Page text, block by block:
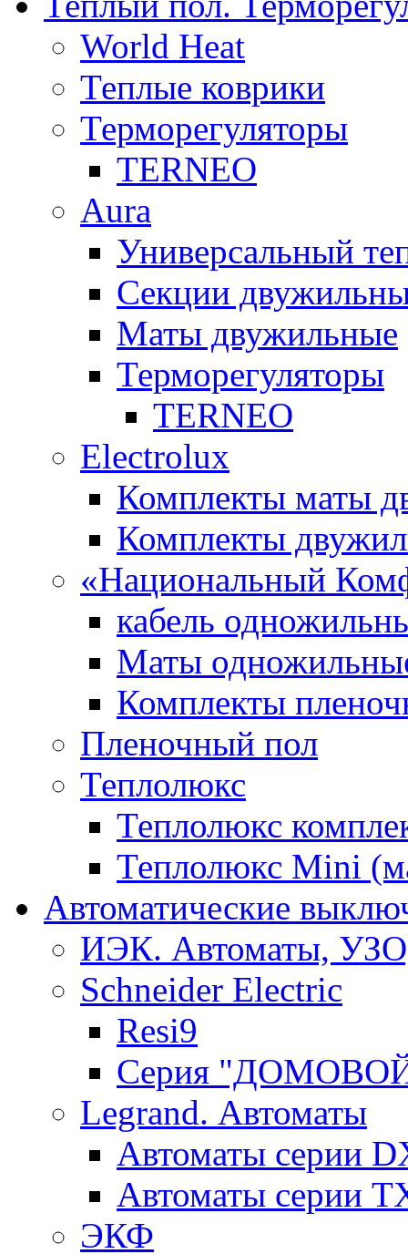
World Heat
Теплые коврики
Терморегуляторы
TERNEO
Aura
Универсальный
Секции
Маты двужильные
Терморегуляторы
TERNEO
Electrolux
Комплекты маты
Комплекты
«Национальный
кабель
Маты
Комплекты
Пленочный пол
Теплолюкс
Теплолюкс
Теплолюкс Mini
Автоматические
ИЭК. Автоматы,
Schneider Electric
Resi9
Серия
Legrand. Автоматы
Автоматы серии
Автоматы серии
ЭКФ